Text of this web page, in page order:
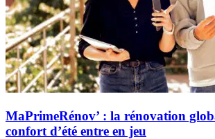
MaPrimeRénov’ : la rénovation
confort d’été entre en jeu